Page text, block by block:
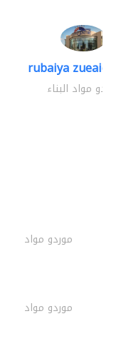
rubaiya zueaid
موردو مواد البناء
موردو مواد
موردو مواد